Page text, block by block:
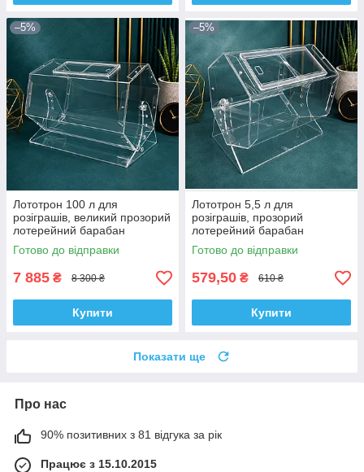
–5%
Лототрон 100 л для
розіграшів, великий прозорий
лотерейний барабан
Готово до відправки
7 885 ₴ 8 300 ₴
Купити
–5%
Лототрон 5,5 л для
розіграшів, прозорий
лотерейний барабан
Готово до відправки
579,50 ₴ 610 ₴
Купити
Показати ще
Про нас
90% позитивних з 81 відгука за рік
Працює з 15.10.2015